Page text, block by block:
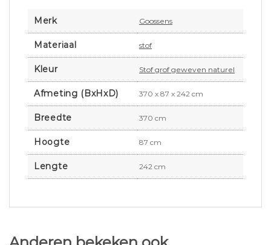
Merk Goossens
Materiaal stof
Kleur Stof grof geweven naturel
Afmeting (BxHxD) 370 x 87 x 242 cm
Breedte 370 cm
Hoogte 87 cm
Lengte 242 cm